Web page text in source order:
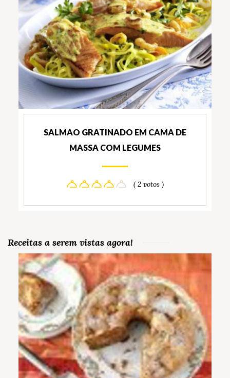
SALMAO GRATINADO EM CAMA DE
MASSA COM LEGUMES
( 2 votos )
Receitas a serem vistas agora!